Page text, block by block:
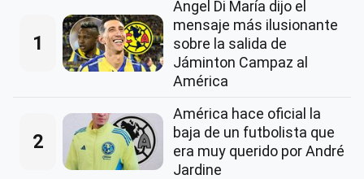
1
Ángel Di María dijo el
mensaje más ilusionante
sobre la salida de
Jáminton Campaz al
América
2
América hace oficial la
baja de un futbolista que
era muy querido por André
Jardine